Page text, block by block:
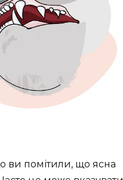
ви помітили, що ясна